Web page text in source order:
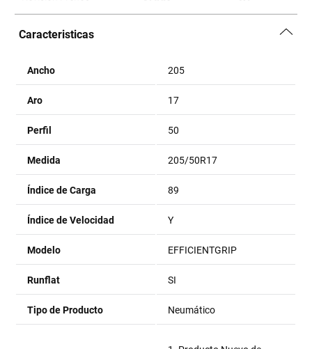
Caracteristicas
Ancho 205
Aro 17
Perfil 50
Medida 205/50R17
Índice de Carga 89
Índice de Velocidad Y
Modelo EFFICIENTGRIP
Runflat SI
Tipo de Producto Neumático